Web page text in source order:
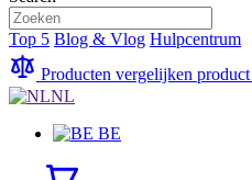
Top 5 Blog & Vlog Hulpcentrum
Producten vergelijken product
NL
BE